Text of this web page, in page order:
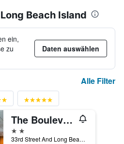
Beach Island
ein,
zu
Daten auswählen
Alle Filter
The Boulevard Hotel
2 Sterne
33rd Street And Long Beach Blvd, Beach Haven, NJ, USA